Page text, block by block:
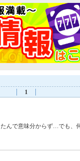
1
んで意味分からず…でも、